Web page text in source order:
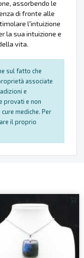
assorbendo le
di fronte alle
l'intuizione
la sua intuizione e
vita.
sul fatto che
associate
e
provati e non
mediche. Per
il proprio